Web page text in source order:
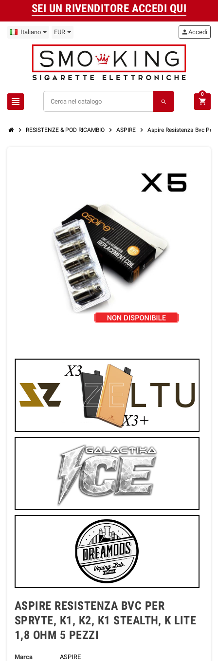
SEI UN RIVENDITORE ACCEDI QUI
Italiano EUR
view_headline search
personAccedi
shopping_cart
0
chevron_right RESISTENZE & POD RICAMBIO chevron_right ASPIRE chevron_right Aspire Resistenza Bvc Per
ASPIRE RESISTENZA BVC PER
SPRYTE, K1, K2, K1 STEALTH, K LITE
1,8 OHM 5 PEZZI
Marca
ASPIRE